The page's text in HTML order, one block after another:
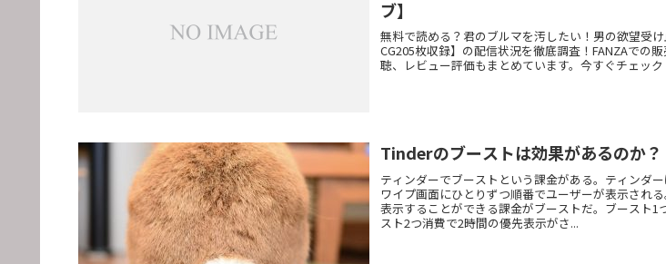
ブ】
無料で読める？君のブルマを汚したい！男の欲望受
CG205枚収録】の配信状況を徹底調査！FANZAでの
聴、レビュー評価もまとめています。今すぐチェック
Tinderのブーストは効果があるのか？
ティンダーでブーストという課金がある。ティンダ
ワイプ画面にひとりずつ順番でユーザーが表示され
表示することができる課金がブーストだ。ブースト1
スト2つ消費で2時間の優先表示がさ...